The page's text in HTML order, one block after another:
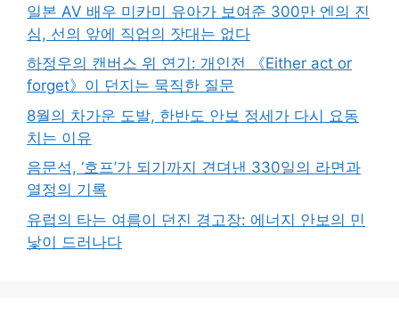
일본 AV 배우 미카미 유아가 보여준 300만 엔의 진
심, 선의 앞에 직업의 잣대는 없다
하정우의 캔버스 위 연기: 개인전 《Either act or
forget》이 던지는 묵직한 질문
8월의 차가운 도발, 한반도 안보 정세가 다시 요동
치는 이유
음문석, ‘호프’가 되기까지 견뎌낸 330일의 라면과
열정의 기록
유럽의 타는 여름이 던진 경고장: 에너지 안보의 민
낯이 드러나다